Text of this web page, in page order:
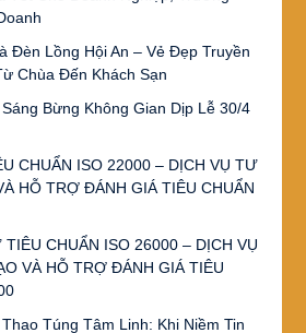
Đèn Lồng Hội An – Vẻ Đẹp Truyền
Chùa Đến Khách Sạn
Bừng Không Gian Dịp Lễ 30/4
CHUẨN ISO 22000 – DỊCH VỤ TƯ
HỖ TRỢ ĐÁNH GIÁ TIÊU CHUẨN
CHUẨN ISO 26000 – DỊCH VỤ
VÀ HỖ TRỢ ĐÁNH GIÁ TIÊU
Túng Tâm Linh: Khi Niềm Tin